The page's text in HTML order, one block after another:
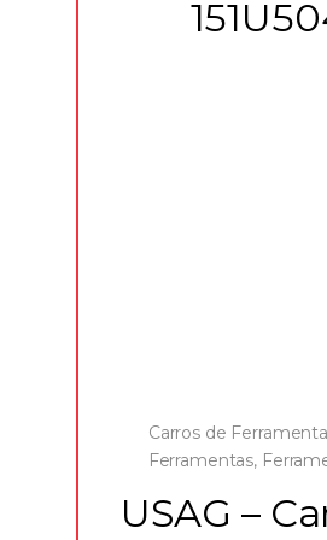
Carros de
Ferramentas,
USAG –